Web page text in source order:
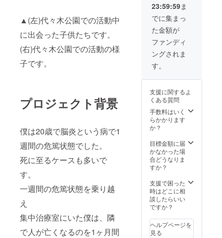
▲(左)代々木公園での活動中
に出会った子供たちです。
(右)代々木公園での活動の様
子です。
プロジェクト背景
僕は20歳で脳炎という病で1
週間の危篤状態でした。
死に至るケースも多いで
す。
一週間の危篤状態を乗り越
え
集中治療室にいた僕は、隣
で人が亡くなるのを1ヶ月間
ます。（日本国
内限定。交通費
は別途ご負担お
願いいたしま
す。）
イン入りでプレ
ゼントします。
23:59:59ま
でに集まっ
た金額が
ファンディ
ングされま
す。
支援に関するよ
くある質問
手数料はいく
らかかります
か？
目標金額に届
かなかった場
合どうなりま
すか？
支援で困った
時はどこに相
談したらいい
ですか？
ヘルプページを
見る